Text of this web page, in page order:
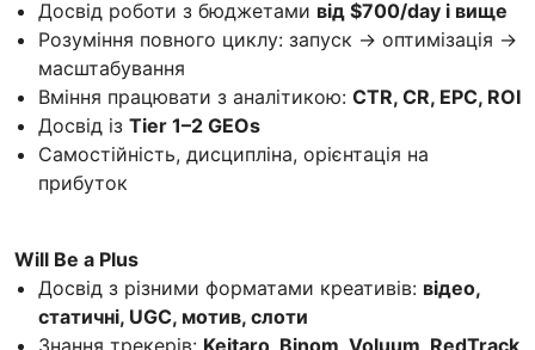
Досвід роботи з бюджетами від $700/day і вище
Розуміння повного циклу: запуск → оптимізація →
масштабування
Вміння працювати з аналітикою: CTR, CR, EPC, ROI
Досвід із Tier 1–2 GEOs
Самостійність, дисципліна, орієнтація на
прибуток
Will Be a Plus
Досвід з різними форматами креативів: відео,
статичні, UGC, мотив, слоти